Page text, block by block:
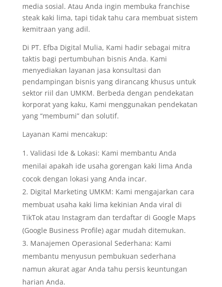
media sosial. Atau Anda ingin membuka franchise
steak kaki lima, tapi tidak tahu cara membuat sistem
kemitraan yang adil.
Di PT. Efba Digital Mulia, Kami hadir sebagai mitra
taktis bagi pertumbuhan bisnis Anda. Kami
menyediakan layanan jasa konsultasi dan
pendampingan bisnis yang dirancang khusus untuk
sektor riil dan UMKM. Berbeda dengan pendekatan
korporat yang kaku, Kami menggunakan pendekatan
yang “membumi” dan solutif.
Layanan Kami mencakup:
Validasi Ide & Lokasi: Kami membantu Anda
menilai apakah ide usaha gorengan kaki lima Anda
cocok dengan lokasi yang Anda incar.
Digital Marketing UMKM: Kami mengajarkan cara
membuat usaha kaki lima kekinian Anda viral di
TikTok atau Instagram dan terdaftar di Google Maps
(Google Business Profile) agar mudah ditemukan.
Manajemen Operasional Sederhana: Kami
membantu menyusun pembukuan sederhana
namun akurat agar Anda tahu persis keuntungan
harian Anda.